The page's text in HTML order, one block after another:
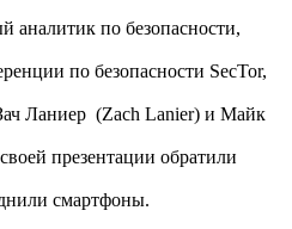
аналитик по безопасности,
по безопасности SecTor,
Ланиер (Zach Lanier) и Майк
презентации обратили
смартфоны.